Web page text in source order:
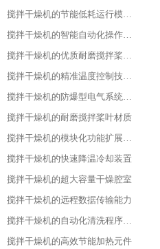
搅拌干燥机的节能低耗运行模式特点
搅拌干燥机的智能自动化操作流程设计
搅拌干燥机的优质耐磨搅拌桨叶材质
搅拌干燥机的精准温度控制技术亮点
搅拌干燥机的防爆型电气系统配置
搅拌干燥机的耐磨搅拌桨叶材质
搅拌干燥机的模块化功能扩展设计
搅拌干燥机的快速降温冷却装置
搅拌干燥机的超大容量干燥腔室
搅拌干燥机的远程数据传输能力
搅拌干燥机的自动化清洗程序设置
搅拌干燥机的高效节能加热元件